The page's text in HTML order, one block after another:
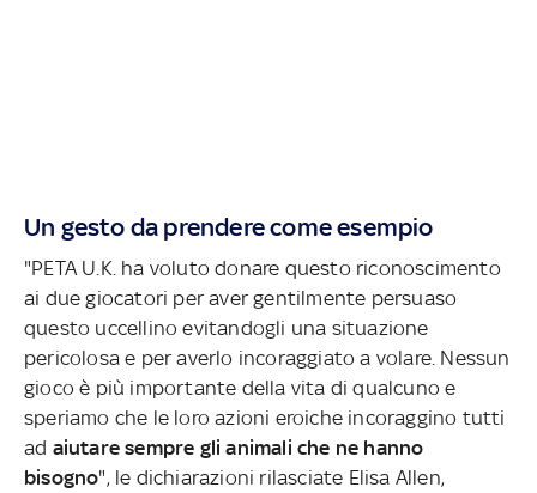
Un gesto da prendere come esempio
"PETA U.K. ha voluto donare questo riconoscimento
ai due giocatori per aver gentilmente persuaso
questo uccellino evitandogli una situazione
pericolosa e per averlo incoraggiato a volare. Nessun
gioco è più importante della vita di qualcuno e
speriamo che le loro azioni eroiche incoraggino tutti
ad aiutare sempre gli animali che ne hanno
bisogno", le dichiarazioni rilasciate Elisa Allen,